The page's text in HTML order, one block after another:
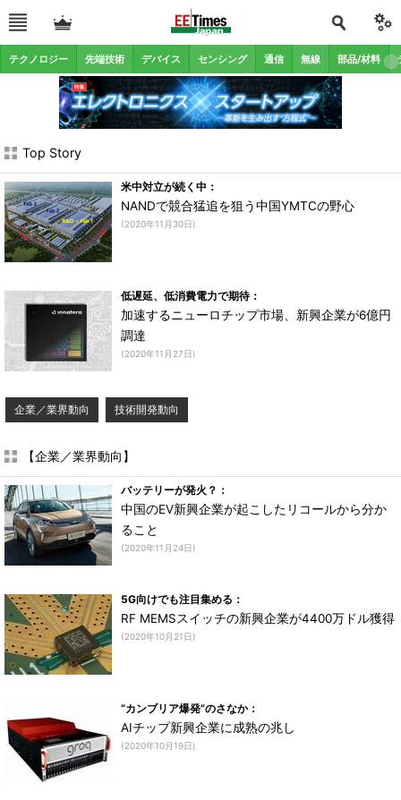
テクノロジー 先端技術 デバイス センシング 通信 無線 部品/材料
Top Story
米中対立が続く中：
NANDで競合猛追を狙う中国YMTCの野心
(2020年11月30日)
低遅延、低消費電力で期待：
加速するニューロチップ市場、新興企業が6億円
調達
(2020年11月27日)
企業／業界動向 技術開発動向
【企業／業界動向】
バッテリーが発火？：
中国のEV新興企業が起こしたリコールから分か
ること
(2020年11月24日)
5G向けでも注目集める：
RF MEMSスイッチの新興企業が4400万ドル獲得
(2020年10月21日)
“カンブリア爆発”のさなか：
AIチップ新興企業に成熟の兆し
(2020年10月19日)